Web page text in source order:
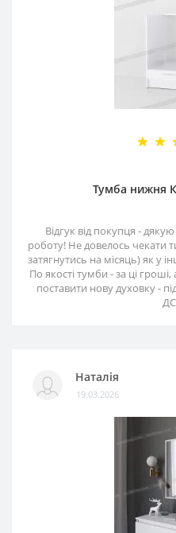
Тумба нижня
Відгук від покупця -
роботу! Не довелось чекати
затягнутись на місяць) як у
По якості тумби - за ці
поставити нову духовку -
Наталія
19.03.2026